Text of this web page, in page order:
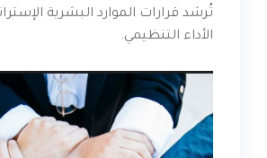
تُرشد قرارات الموارد البشرية
الأداء التنظيمي.